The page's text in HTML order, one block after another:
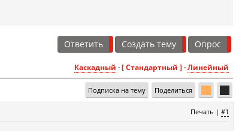
Ответить Создать тему Опрос
Каскадный · [ Стандартный ] ·Линейный
Подписка на тему Поделиться
Печать | #1